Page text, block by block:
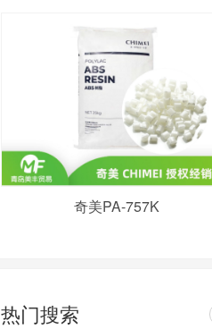
奇美PA-757K
热门搜索